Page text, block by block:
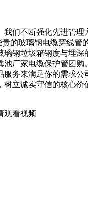
不断强化先进管理
的玻璃钢电缆穿线
钢垃圾箱钢度与埋
厂家电缆保护管团
务来满足你的需求
立诚实守信的核心
观看视频